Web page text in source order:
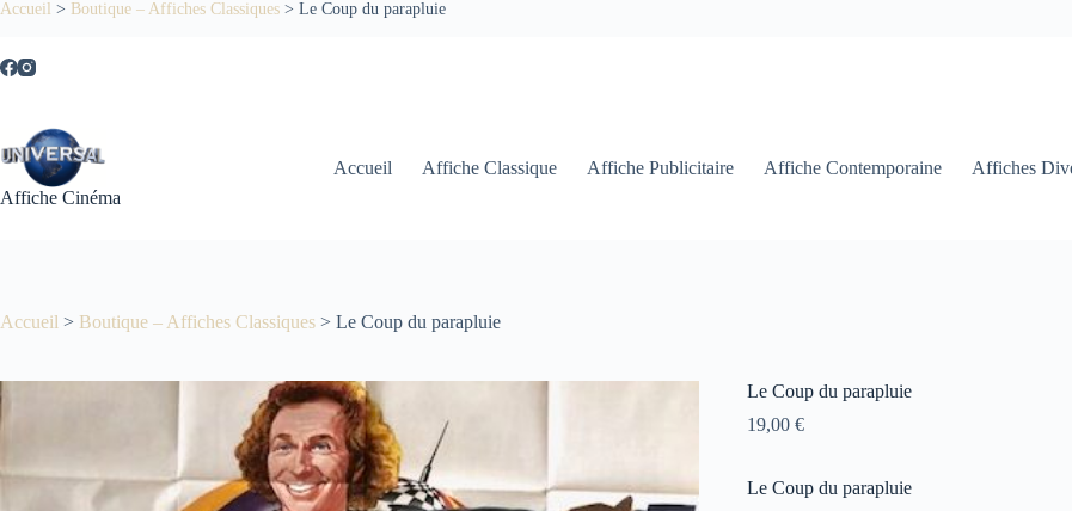
Passer
Accueil > Boutique – Affiches Classiques > Le Coup du parapluie
Affiche Cinéma
Accueil Affiche Classique Affiche Publicitaire Affiche Contemporaine Affiches
Accueil > Boutique – Affiches Classiques > Le Coup du parapluie
Le Coup du parapluie
19,00 €
Le Coup du parapluie